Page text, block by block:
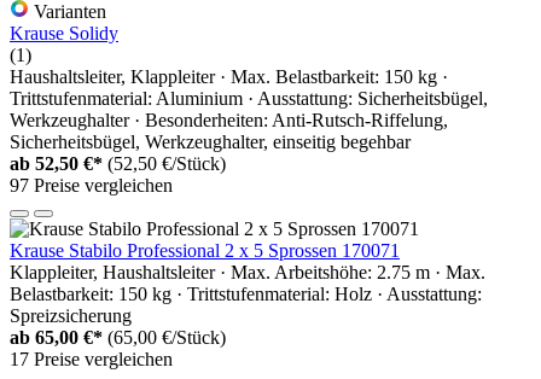
Varianten
Krause Solidy
(1)
Haushaltsleiter, Klappleiter · Max. Belastbarkeit: 150 kg ·
Trittstufenmaterial: Aluminium · Ausstattung: Sicherheitsbügel,
Werkzeughalter · Besonderheiten: Anti-Rutsch-Riffelung,
Sicherheitsbügel, Werkzeughalter, einseitig begehbar
ab 52,50 €* (52,50 €/Stück)
97 Preise vergleichen
Krause Stabilo Professional 2 x 5 Sprossen 170071
Klappleiter, Haushaltsleiter · Max. Arbeitshöhe: 2.75 m · Max.
Belastbarkeit: 150 kg · Trittstufenmaterial: Holz · Ausstattung:
Spreizsicherung
ab 65,00 €* (65,00 €/Stück)
17 Preise vergleichen